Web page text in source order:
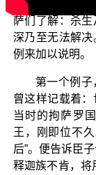
是不断地有冤
萨们了解：杀
深乃至无法解
例来加以说明。
第一个例
曾这样记载着
当时的拘萨罗
王，刚即位不
后”。便告诉臣
释迦族不肯，将